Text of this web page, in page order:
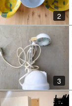
2
3